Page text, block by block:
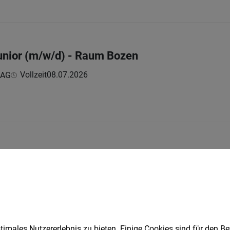
(m/w/d) - Raum Bozen
Vollzeit08.07.2026